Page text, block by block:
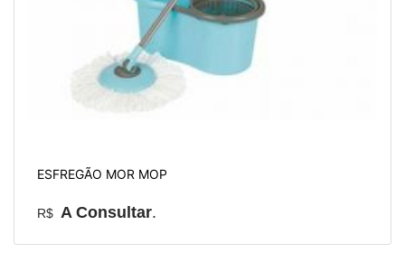
ESFREGÃO MOR MOP
R$ A Consultar.